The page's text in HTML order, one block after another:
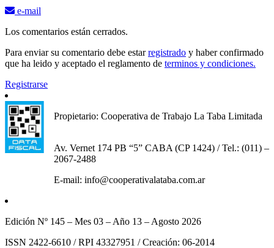
e-mail
Los comentarios están cerrados.
Para enviar su comentario debe estarregistrado y haber confirmado
que ha leido y aceptado el reglamento de terminos y condiciones.
Registrarse
Propietario: Cooperativa de Trabajo La Taba Limitada
Av. Vernet 174 PB “5” CABA (CP 1424) / Tel.: (011) –
2067-2488
E-mail: info@cooperativalataba.com.ar
Edición Nº 145 – Mes 03 – Año 13 – Agosto 2026
ISSN 2422-6610 / RPI 43327951 / Creación: 06-2014